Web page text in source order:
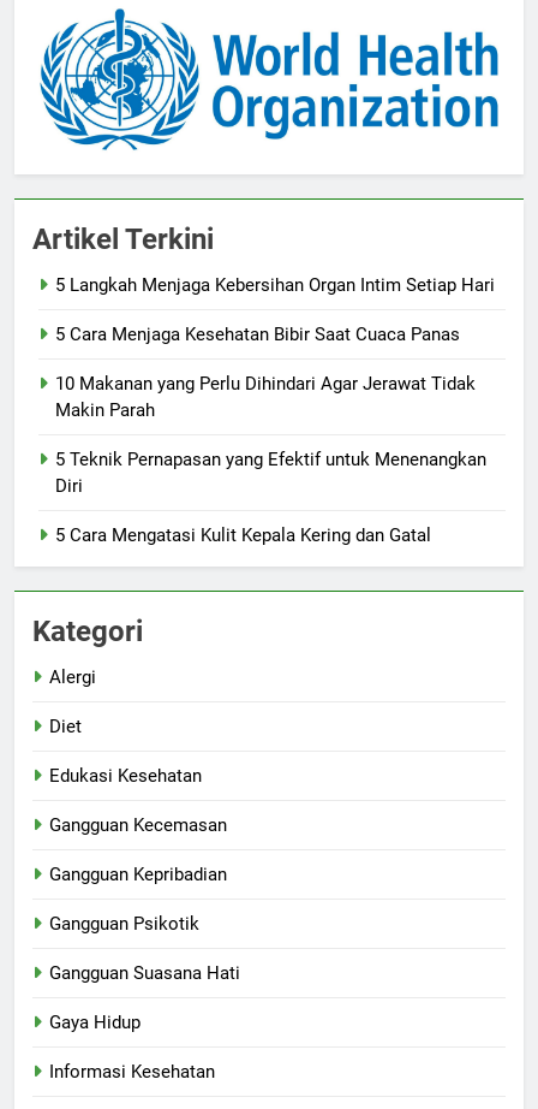
Artikel Terkini
5 Langkah Menjaga Kebersihan Organ Intim Setiap Hari
5 Cara Menjaga Kesehatan Bibir Saat Cuaca Panas
10 Makanan yang Perlu Dihindari Agar Jerawat Tidak
Makin Parah
5 Teknik Pernapasan yang Efektif untuk Menenangkan
Diri
5 Cara Mengatasi Kulit Kepala Kering dan Gatal
Kategori
Alergi
Diet
Edukasi Kesehatan
Gangguan Kecemasan
Gangguan Kepribadian
Gangguan Psikotik
Gangguan Suasana Hati
Gaya Hidup
Informasi Kesehatan